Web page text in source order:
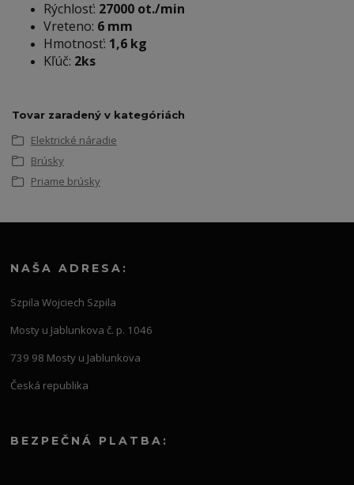
Rýchlosť: 27000 ot./min
Vreteno: 6 mm
Hmotnosť: 1,6 kg
Kľúč: 2ks
Tovar zaradený v kategóriách
Elektrické náradie
Brúsky
Priame brúsky
NAŠA ADRESA:
Szpila Wojciech Szpila
Mosty u Jablunkova č. p. 1046
739 98 Mosty u Jablunkova
Česká republika
BEZPEČNÁ PLATBA: